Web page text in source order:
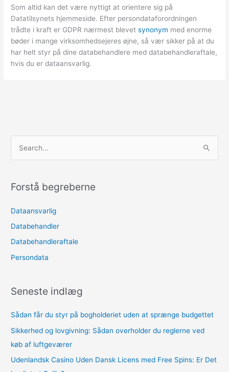
Som altid kan det være nyttigt at orientere sig på
Datatilsynets hjemmeside. Efter persondataforordningen
trådte i kraft er GDPR nærmest blevetsynonym med enorme
bøder i mange virksomhedsejeres øjne, så vær sikker på at du
har helt styr på dine databehandlere med databehandleraftale,
hvis du er dataansvarlig.
e
t
e
r
Forstå begreberne
Dataansvarlig
Databehandler
Databehandleraftale
Persondata
Seneste indlæg
Sådan får du styr på bogholderiet uden at sprænge budgettet
Sikkerhed og lovgivning: Sådan overholder du reglerne ved
køb af luftgeværer
Udenlandsk Casino Uden Dansk Licens med Free Spins: Er Det